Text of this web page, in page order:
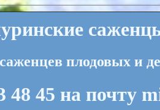
плодовых и
45 на почту